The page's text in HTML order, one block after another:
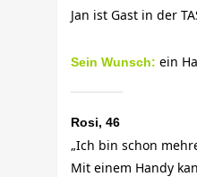
Jan ist Gast in der
Sein Wunsch: ein
Rosi, 46
„Ich bin schon
Mit einem Handy